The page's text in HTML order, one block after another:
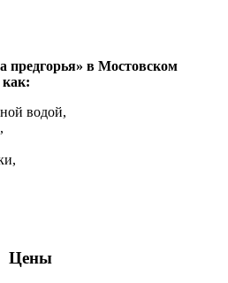
предгорья» в Мостовском
как:
водой,
Цены